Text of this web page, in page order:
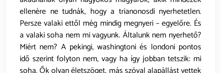
ellenére ne tudnák, hogy a trianonosdi nyerhetetlen.
Persze valaki ettől még mindig megnyeri – egyelőre. És
a valaki soha nem mi vagyunk. Általunk nem nyerhető?
Miért nem? A pekingi, washingtoni és londoni pontos
idő szerint folyton nem, vagy ha így jobban tetszik: mi